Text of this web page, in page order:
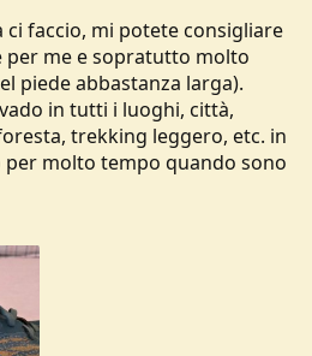
ci faccio, mi potete consigliare
per me e sopratutto molto
piede abbastanza larga).
in tutti i luoghi, città,
trekking leggero, etc. in
molto tempo quando sono